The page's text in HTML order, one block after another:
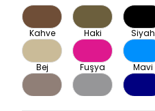
Kahve Haki Siyah
Bej Fuşya Mavi